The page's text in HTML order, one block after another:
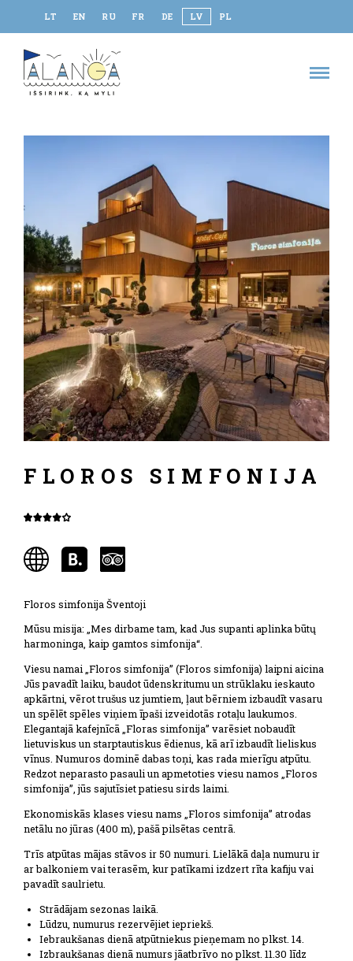
LT EN RU FR DE LV PL
FLOROS SIMFONIJA
Floros simfonija Šventoji
Mūsu misija: „Mes dirbame tam, kad Jus supanti aplinka būtų
harmoninga, kaip gamtos simfonija“.
Viesu namai „Floros simfonija” (Floros simfonija) laipni aicina
Jūs pavadīt laiku, baudot ūdenskritumu un strūklaku ieskauto
apkārtni, vērot trušus uz jumtiem, ļaut bērniem izbaudīt vasaru
un spēlēt spēles viņiem īpaši izveidotās rotaļu laukumos.
Elegantajā kafejnīcā „Floras simfonija” varēsiet nobaudīt
lietuviskus un starptautiskus ēdienus, kā arī izbaudīt lieliskus
vīnus. Numuros dominē dabas toņi, kas rada mierīgu atpūtu.
Redzot neparasto pasauli un apmetoties viesu namos „Floros
simfonija”, jūs sajutīsiet patiesu sirds laimi.
Ekonomiskās klases viesu nams „Floros simfonija” atrodas
netālu no jūras (400 m), pašā pilsētas centrā.
Trīs atpūtas mājas stāvos ir 50 numuri. Lielākā daļa numuru ir
ar balkoniem vai terasēm, kur patīkami izdzert rīta kafiju vai
pavadīt saulrietu.
Strādājam sezonas laikā.
Lūdzu, numurus rezervējiet iepriekš.
Iebraukšanas dienā atpūtniekus pieņemam no plkst. 14.
Izbraukšanas dienā numurs jāatbrīvo no plkst. 11.30 līdz